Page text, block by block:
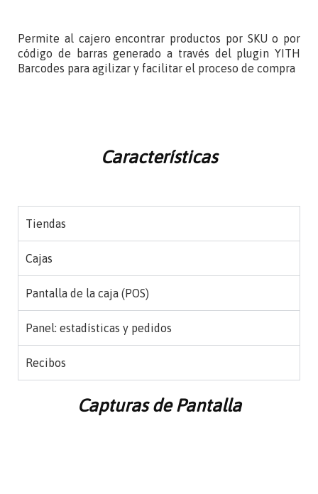
Permite al cajero encontrar productos por SKU o por
código de barras generado a través del plugin YITH
Barcodes para agilizar y facilitar el proceso de compra
Características
Tiendas
Cajas
Pantalla de la caja (POS)
Panel: estadísticas y pedidos
Recibos
Capturas de Pantalla